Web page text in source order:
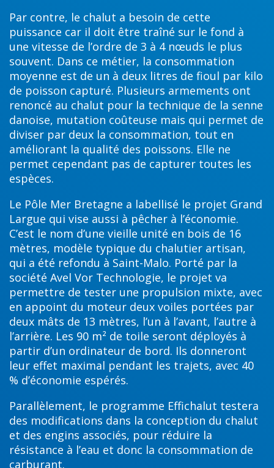
Par contre, le chalut a besoin de cette
puissance car il doit être traîné sur le fond à
une vitesse de l’ordre de 3 à 4 nœuds le plus
souvent. Dans ce métier, la consommation
moyenne est de un à deux litres de fioul par kilo
de poisson capturé. Plusieurs armements ont
renoncé au chalut pour la technique de la senne
danoise, mutation coûteuse mais qui permet de
diviser par deux la consommation, tout en
améliorant la qualité des poissons. Elle ne
permet cependant pas de capturer toutes les
espèces.
Le Pôle Mer Bretagne a labellisé le projet Grand
Largue qui vise aussi à pêcher à l’économie.
C’est le nom d’une vieille unité en bois de 16
mètres, modèle typique du chalutier artisan,
qui a été refondu à Saint-Malo. Porté par la
société Avel Vor Technologie, le projet va
permettre de tester une propulsion mixte, avec
en appoint du moteur deux voiles portées par
deux mâts de 13 mètres, l’un à l’avant, l’autre à
l’arrière. Les 90 m² de toile seront déployés à
partir d’un ordinateur de bord. Ils donneront
leur effet maximal pendant les trajets, avec 40
% d’économie espérés.
Parallèlement, le programme Effichalut testera
des modifications dans la conception du chalut
et des engins associés, pour réduire la
résistance à l’eau et donc la consommation de
carburant.